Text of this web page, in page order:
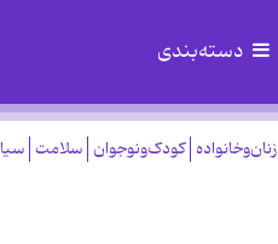
دسته‌بندی
زنان‌وخانواده کودک‌ونوجوان سلامت